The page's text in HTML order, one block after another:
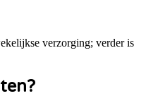
verzorging; verder is